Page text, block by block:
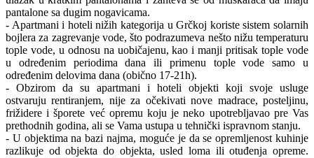
pantalone sa dugim nogavicama.
- Apartmani i hoteli nižih kategorija u Grčkoj koriste sistem solarnih
bojlera za zagrevanje vode, što podrazumeva nešto nižu temperaturu
tople vode, u odnosu na uobičajenu, kao i manji pritisak tople vode
u određenim periodima dana ili primenu tople vode samo u
određenim delovima dana (obično 17-21h).
- Obzirom da su apartmani i hoteli objekti koji svoje usluge
ostvaruju rentiranjem, nije za očekivati nove madrace, posteljinu,
frižidere i šporete već opremu koju je neko upotrebljavao pre Vas
prethodnih godina, ali se Vama ustupa u tehnički ispravnom stanju.
- U objektima na bazi najma, moguće je da se opremljenost kuhinje
razlikuje od objekta do objekta, usled loma ili otuđenja opreme.